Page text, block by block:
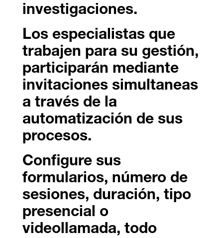
investigaciones.
Los especialistas que
trabajen para su gestión,
participarán mediante
invitaciones simultaneas
a través de la
automatización de sus
procesos.
Configure sus
formularios, número de
sesiones, duración, tipo
presencial o
videollamada, todo